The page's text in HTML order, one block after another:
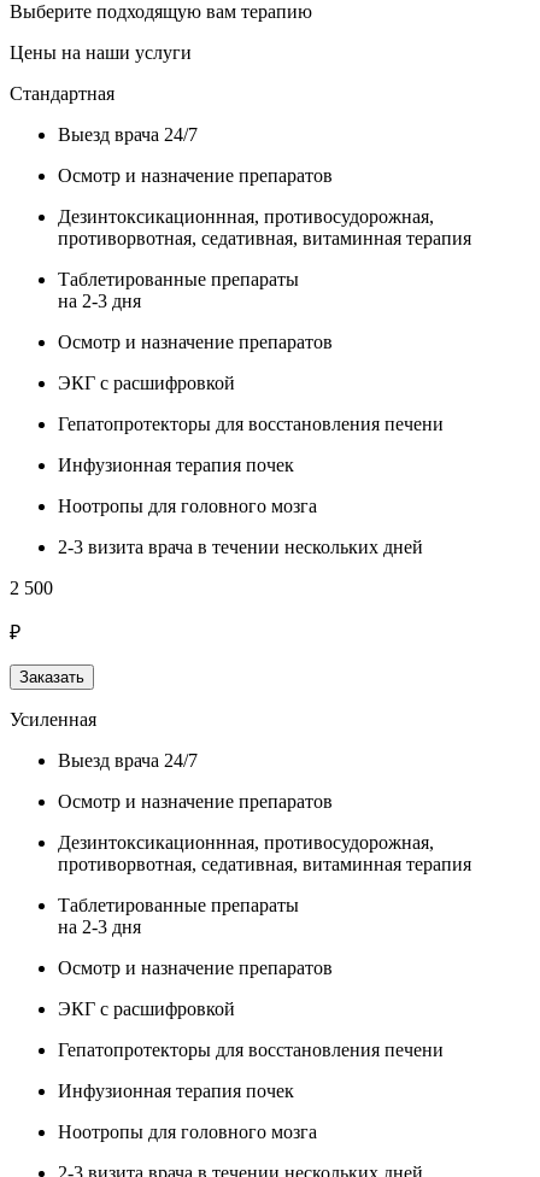
Выберите подходящую вам терапию
Цены на наши услуги
Стандартная
Выезд врача 24/7
Осмотр и назначение препаратов
Дезинтоксикационнная, противосудорожная,
противорвотная, седативная, витаминная терапия
Таблетированные препараты
на 2-3 дня
Осмотр и назначение препаратов
ЭКГ с расшифровкой
Гепатопротекторы для восстановления печени
Инфузионная терапия почек
Ноотропы для головного мозга
2-3 визита врача в течении нескольких дней
2 500
₽
Заказать
Усиленная
Выезд врача 24/7
Осмотр и назначение препаратов
Дезинтоксикационнная, противосудорожная,
противорвотная, седативная, витаминная терапия
Таблетированные препараты
на 2-3 дня
Осмотр и назначение препаратов
ЭКГ с расшифровкой
Гепатопротекторы для восстановления печени
Инфузионная терапия почек
Ноотропы для головного мозга